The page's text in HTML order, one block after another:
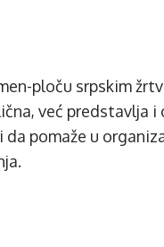
ploču srpskim
već predstavlja i
pomaže u